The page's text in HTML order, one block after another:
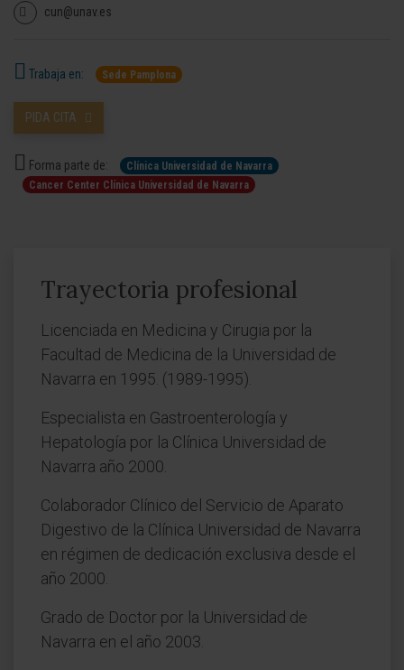
cun@unav.es
Trabaja en: Sede Pamplona
PIDA CITA
Forma parte de:
Clínica Universidad de Navarra
Cancer Center Clínica Universidad de Navarra
Trayectoria profesional
Licenciada en Medicina y Cirugia por la
Facultad de Medicina de la Universidad de
Navarra en 1995. (1989-1995).
Especialista en Gastroenterología y
Hepatología por la Clínica Universidad de
Navarra año 2000.
Colaborador Clínico del Servicio de Aparato
Digestivo de la Clínica Universidad de Navarra
en régimen de dedicación exclusiva desde el
año 2000.
Grado de Doctor por la Universidad de
Navarra en el año 2003.